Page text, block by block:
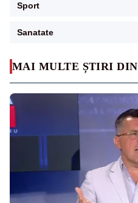
MAI MULTE ȘTIRI DIN
Sport
Sanatate